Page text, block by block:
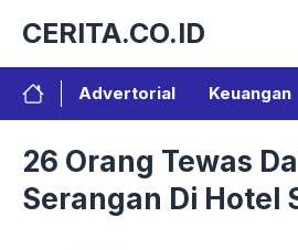
isi
CERITA.CO.ID
Advertorial Keuangan
26 Orang Tewas
Serangan Di Hotel